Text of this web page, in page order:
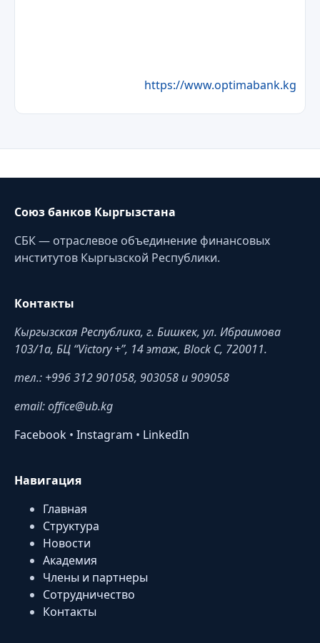
https://www.optimabank.kg
Союз банков Кыргызстана
СБК — отраслевое объединение финансовых
институтов Кыргызской Республики.
Контакты
Кыргызская Республика, г. Бишкек, ул. Ибраимова
103/1a, БЦ “Victory +”, 14 этаж, Block C, 720011.
тел.: +996 312 901058, 903058 и 909058
email: office@ub.kg
Facebook • Instagram • LinkedIn
Навигация
Главная
Структура
Новости
Академия
Члены и партнеры
Сотрудничество
Контакты